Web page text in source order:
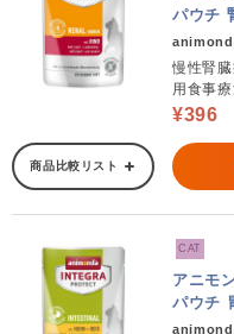
パウチ
慢性腎
用食事
¥396
商品比較リスト
CAT
アニモ
パウチ